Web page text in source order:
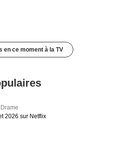
en ce moment à la TV
Drame
2026 sur Netflix